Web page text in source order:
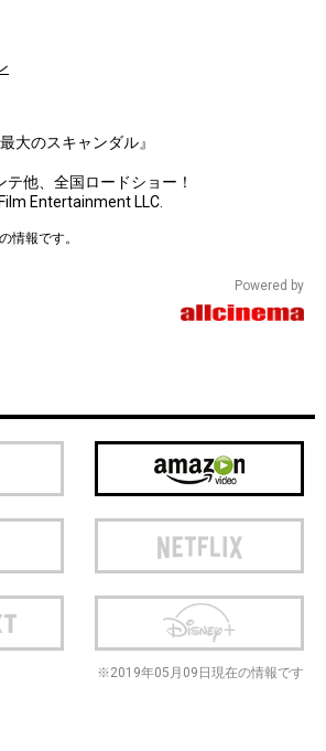
大のスキャンダル』
テ他、全国ロードショー！
Entertainment LLC.
情報です。
Powered by
※2019年05月09日現在の情報です